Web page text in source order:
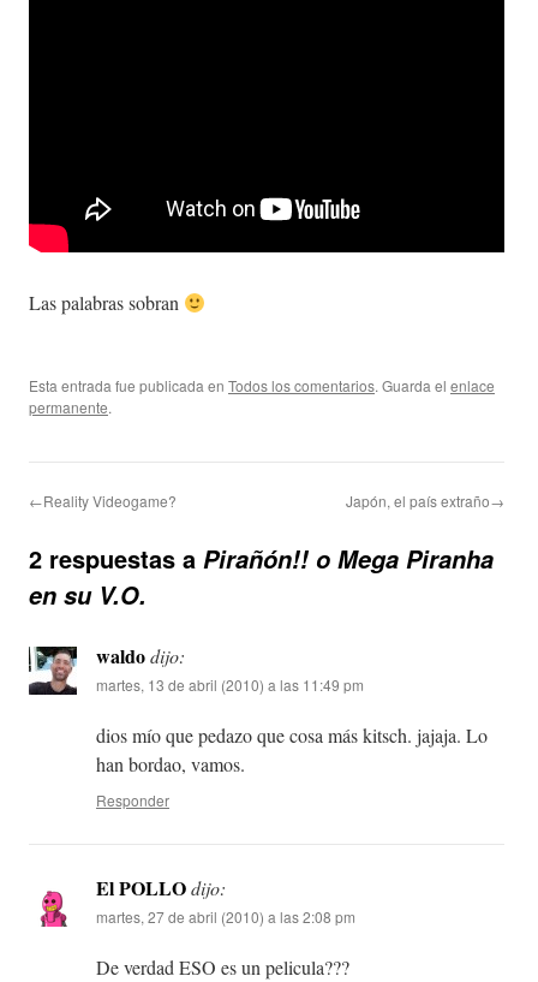
Las palabras sobran
Esta entrada fue publicada en Todos los comentarios. Guarda el enlace
permanente.
←Reality Videogame? Japón, el país extraño→
2 respuestas a Pirañón!! o Mega Piranha
en su V.O.
waldodijo:
martes, 13 de abril (2010) a las 11:49 pm
dios mío que pedazo que cosa más kitsch. jajaja. Lo
han bordao, vamos.
Responder
El POLLOdijo:
martes, 27 de abril (2010) a las 2:08 pm
De verdad ESO es un pelicula???